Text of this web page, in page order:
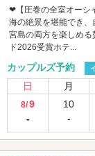
❤︎【圧巻の全室オーシ
海の絶景を堪能でき、
宮島の両方を楽しめ
ド2026受賞ホテ...
カップルズ予約
日 月
8/9
-
10
-